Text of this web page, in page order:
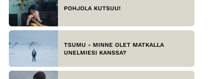
POHJOLA KUTSUU!
TSUMU - MINNE OLET MATKALLA
UNELMIESI KANSSA?